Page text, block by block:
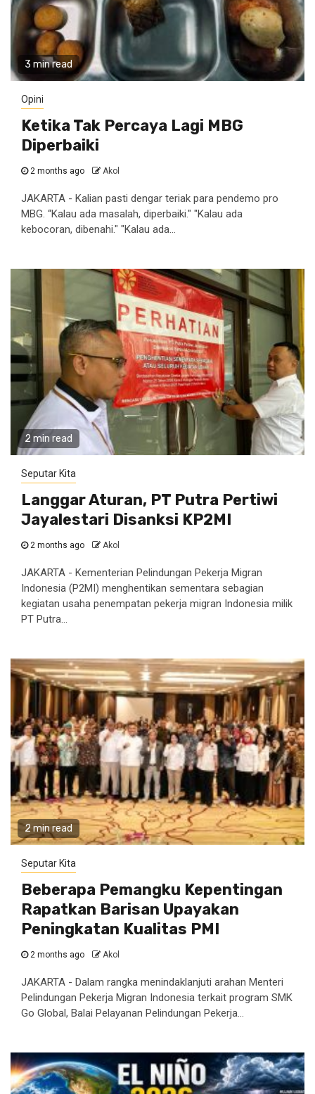
3 min read
Opini
Ketika Tak Percaya Lagi MBG
Diperbaiki
2 months ago Akol
JAKARTA - Kalian pasti dengar teriak para pendemo pro
MBG. “Kalau ada masalah, diperbaiki." "Kalau ada
kebocoran, dibenahi." "Kalau ada...
2 min read
Seputar Kita
Langgar Aturan, PT Putra Pertiwi
Jayalestari Disanksi KP2MI
2 months ago Akol
JAKARTA - Kementerian Pelindungan Pekerja Migran
Indonesia (P2MI) menghentikan sementara sebagian
kegiatan usaha penempatan pekerja migran Indonesia milik
PT Putra...
2 min read
Seputar Kita
Beberapa Pemangku Kepentingan
Rapatkan Barisan Upayakan
Peningkatan Kualitas PMI
2 months ago Akol
JAKARTA - Dalam rangka menindaklanjuti arahan Menteri
Pelindungan Pekerja Migran Indonesia terkait program SMK
Go Global, Balai Pelayanan Pelindungan Pekerja...